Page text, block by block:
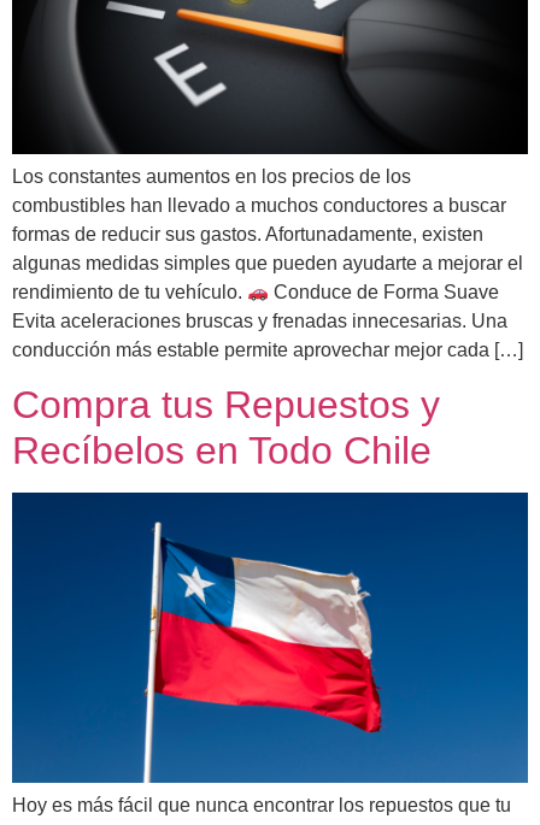
Los constantes aumentos en los precios de los
combustibles han llevado a muchos conductores a buscar
formas de reducir sus gastos. Afortunadamente, existen
algunas medidas simples que pueden ayudarte a mejorar el
rendimiento de tu vehículo.
Conduce de Forma Suave
Evita aceleraciones bruscas y frenadas innecesarias. Una
conducción más estable permite aprovechar mejor cada […]
Compra tus Repuestos y
Recíbelos en Todo Chile
Hoy es más fácil que nunca encontrar los repuestos que tu